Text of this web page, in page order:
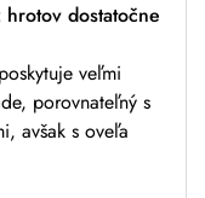
dostatočne
veľmi
porovnateľný s
avšak s oveľa